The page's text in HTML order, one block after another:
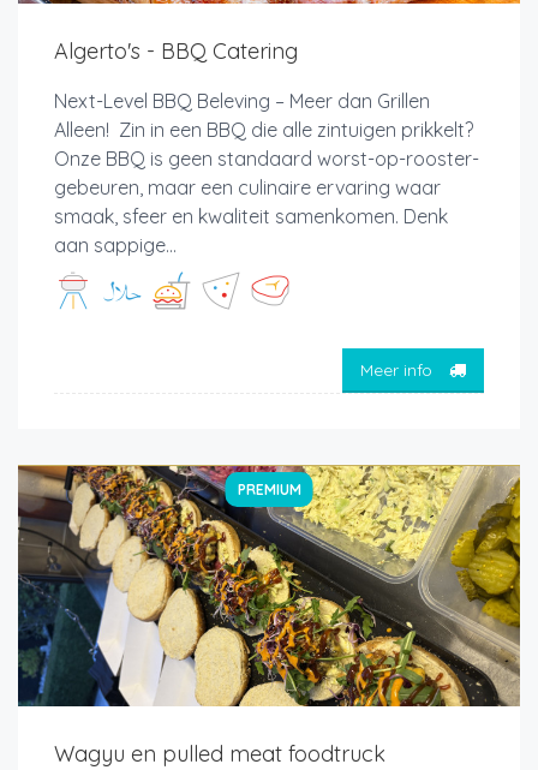
Algerto's - BBQ Catering
Next-Level BBQ Beleving – Meer dan Grillen
Alleen! Zin in een BBQ die alle zintuigen prikkelt?
Onze BBQ is geen standaard worst-op-rooster-
gebeuren, maar een culinaire ervaring waar
smaak, sfeer en kwaliteit samenkomen. Denk
aan sappige...
Meer info
PREMIUM
Wagyu en pulled meat foodtruck